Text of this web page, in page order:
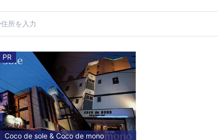
PR
Coco de sole & Coco de mono